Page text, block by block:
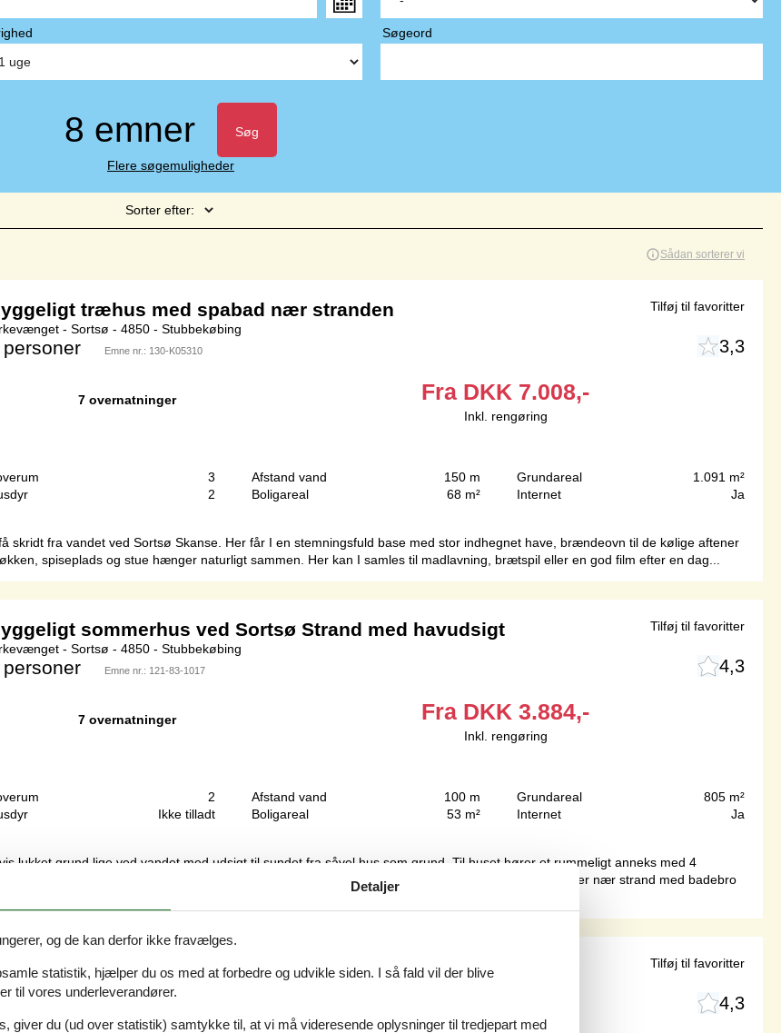
Søgeord
8 emner Søg
Flere søgemuligheder
Sorter efter:
Sådan sorterer vi
træhus med spabad nær stranden
- Sortsø - 4850 - Stubbekøbing
personer Emne nr.: 130-K05310 3,3
7 overnatninger Fra DKK 7.008,-
Inkl. rengøring
3
2
Afstand vand
150 m
Boligareal
68 m²
Grundareal
1.091 m²
Internet
Ja
fra vandet ved Sortsø Skanse. Her får I en stemningsfuld base med stor indhegnet have, brændeovn til de kølige aftener
spiseplads og stue hænger naturligt sammen. Her kan I samles til madlavning, brætspil eller en god film efter en dag...
Tilføj til favoritter
sommerhus ved Sortsø Strand med havudsigt
- Sortsø - 4850 - Stubbekøbing
personer Emne nr.: 121-83-1017 4,3
7 overnatninger Fra DKK 3.884,-
Inkl. rengøring
2
Ikke tilladt
Afstand vand
100 m
Boligareal
53 m²
Grundareal
805 m²
Internet
Ja
lukket grund lige ved vandet med udsigt til sundet fra såvel hus som grund. Til huset hører et rummeligt anneks med 4
eller i værelset med 2 køjepladser. Separat toilet og bad i huset. Huset ligger i smukke omgivelser nær strand med badebro
Tilføj til favoritter
ved Sortsø Strand med fælles pool
- Sortsø - 4850 - Stubbekøbing
personer 4,3
Tilføj til favoritter
Detaljer
og de kan derfor ikke fravælges.
statistik, hjælper du os med at forbedre og udvikle siden. I så fald vil der blive
til vores underleverandører.
giver du (ud over statistik) samtykke til, at vi må videresende oplysninger til tredjepart med